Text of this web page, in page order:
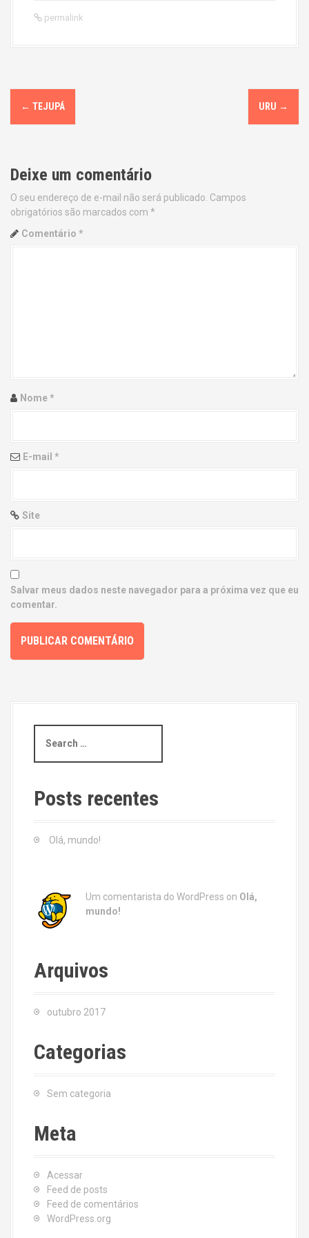
permalink
P
o
t
n
a
i
n
← TEJUPÁ URU →
Deixe um comentário
O seu endereço de e-mail não será publicado. Campos
obrigatórios são marcados com *
Comentário *
Nome*
E-mail *
Site
Salvar meus dados neste navegador para a próxima vez que eu
comentar.
a
c
h
Posts recentes
Olá, mundo!
Um comentarista do WordPress on Olá,
mundo!
Arquivos
outubro 2017
Categorias
Sem categoria
Meta
Acessar
Feed de posts
Feed de comentários
WordPress.org